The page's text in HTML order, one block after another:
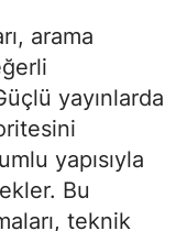
arama
yayınlarda
yapısıyla
Bu
teknik